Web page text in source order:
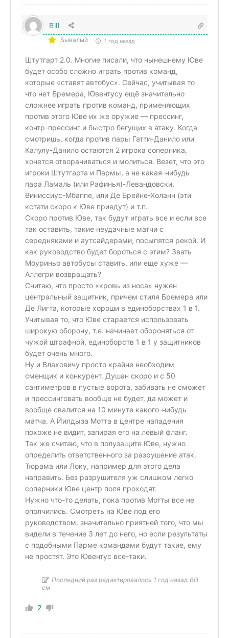
Bill
Бывалый 1 год назад
Штутгарт 2.0. Многие писали, что нынешнему Юве
будет особо сложно играть против команд,
которые «ставят автобус». Сейчас, учитывая то
что нет Бремера, Ювентусу ещё значительно
сложнее играть против команд, применяющих
против этого Юве их же оружие — прессинг,
контр-прессинг и быстро бегущих в атаку. Когда
смотришь, когда против пары Гатти-Данило или
Калулу-Данило остаются 2 игрока соперника,
хочется отворачиваться и молиться. Везет, что это
игроки Штутгарта и Пармы, а не какая-нибудь
пара Ламаль (или Рафинья)-Левандовски,
Виниссиус-Мбаппе, или Де Брейне-Холанн (эти
кстати скоро к Юве приедут) и т.п.
Скоро против Юве, так будут играть все и если все
так оставить, такие неудачные матчи с
середняками и аутсайдерами, посыпятся рекой. И
как руководство будет бороться с этим? Звать
Моуриньо автобусы ставить, или еще хуже —
Аллегри возвращать?
Считаю, что просто «кровь из носа» нужен
центральный защитник, причем стиля Бремера или
Де Лигта, которые хороши в единоборствах 1 в 1.
Учитывая то, что Юве старается использовать
широкую оборону, т.е. начинает обороняться от
чужой штрафной, единоборств 1 в 1 у защитников
будет очень много.
Ну и Влаховичу просто крайне необходим
сменщик и конкурент. Душан скоро и с 50
сантиметров в пустые ворота, забивать не сможет
и прессинговать вообще не будет, да может и
вообще свалится на 10 минуте какого-нибудь
матча. А Йилдыза Мотта в центре нападения
похоже не видит, запирая его на левый фланг.
Так же считаю, что в полузащите Юве, нужно
определить ответственного за разрушение атак.
Тюрама или Локу, например для этого дела
направить. Без разрушителя уж слишком легко
соперники Юве центр поля проходят.
Нужно что-то делать, пока против Мотты все не
ополчились. Смотреть на Юве под его
руководством, значительно приятней того, что мы
видели в течение 3 лет до него, но если результаты
с подобными Парме командами будут такие, ему
не простят. Это Ювентус все-таки.
Последний раз редактировалось 1 год назад Bill
ем
2